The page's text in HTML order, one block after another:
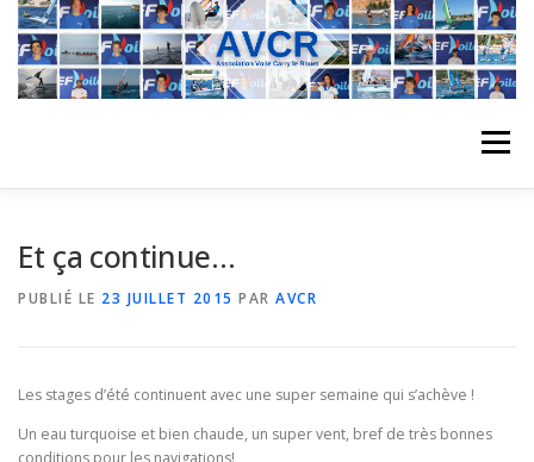
Aller
contenu
Menu
Et ça continue…
PUBLIÉ LE 23 JUILLET 2015 PAR AVCR
Les stages d’été continuent avec une super semaine qui s’achève !
Un eau turquoise et bien chaude, un super vent, bref de très bonnes
conditions pour les navigations!